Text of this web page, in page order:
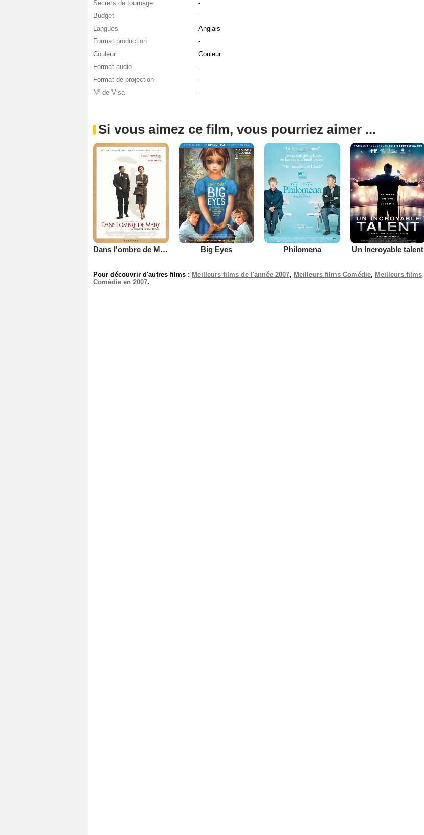
Secrets de tournage
-
Budget
-
Langues
Anglais
Format production
-
Couleur
Couleur
Format audio
-
Format de projection
-
N° de Visa
-
Si vous aimez ce film, vous pourriez aimer ...
Dans l'ombre de Mary - La promesse de Walt Disney Big Eyes Philomena Un Incroyable talent
Pour découvrir d'autres films : Meilleurs films de l'année 2007, Meilleurs films Comédie, Meilleurs films
Comédie en 2007.